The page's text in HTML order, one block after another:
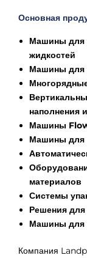
Основная
Машины для
жидкостей
Машины для
наполнения
Машины
Машины для
материалов
Системы
Решения
Машины для
Компания